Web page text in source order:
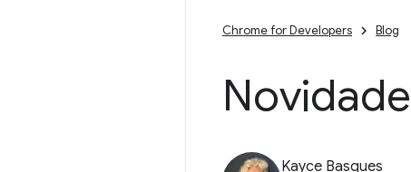
Chrome for Developers Blog
Kayce Basques